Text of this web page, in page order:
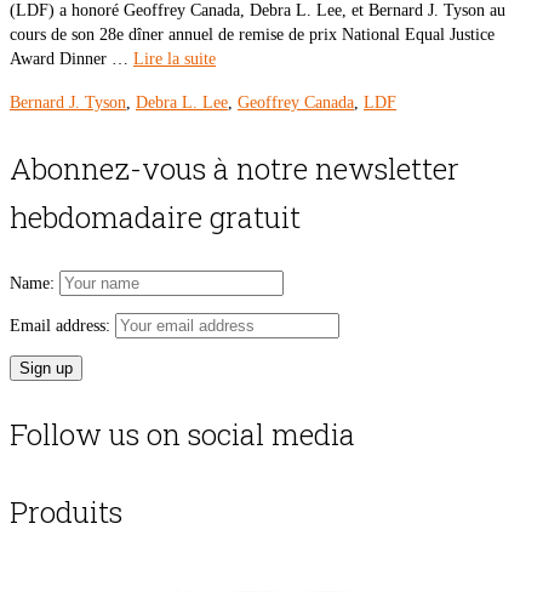
(LDF) a honoré Geoffrey Canada, Debra L. Lee, et Bernard J. Tyson au
cours de son 28e dîner annuel de remise de prix National Equal Justice
Award Dinner … Lire la suite
Bernard J. Tyson, Debra L. Lee, Geoffrey Canada, LDF
Abonnez-vous à notre newsletter
hebdomadaire gratuit
Name:
Email address:
Follow us on social media
Produits